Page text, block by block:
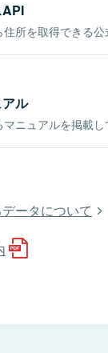
所を取得できる公
ル
ニュアルを掲載し
ータについて